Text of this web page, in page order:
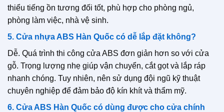
thiểu tiếng ồn tương đối tốt, phù hợp cho phòng ngủ,
phòng làm việc, nhà vệ sinh.
5. Cửa nhựa ABS Hàn Quốc có dễ lắp đặt không?
Dễ. Quá trình thi công cửa ABS đơn giản hơn so với cửa
gỗ. Trọng lượng nhẹ giúp vận chuyển, cắt gọt và lắp ráp
nhanh chóng. Tuy nhiên, nên sử dụng đội ngũ kỹ thuật
chuyên nghiệp để đảm bảo độ kín khít và thẩm mỹ.
6. Cửa ABS Hàn Quốc có dùng được cho cửa chính